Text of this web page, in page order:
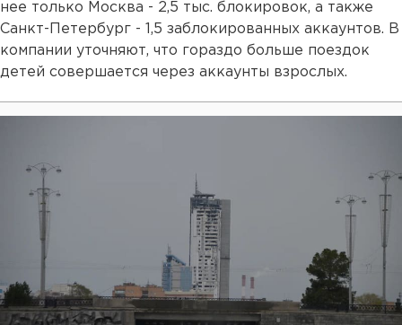
нее только Москва - 2,5 тыс. блокировок, а также
Санкт-Петербург - 1,5 заблокированных аккаунтов. В
компании уточняют, что гораздо больше поездок
детей совершается через аккаунты взрослых.